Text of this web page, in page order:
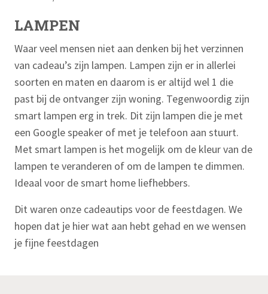
LAMPEN
Waar veel mensen niet aan denken bij het verzinnen
van cadeau’s zijn lampen. Lampen zijn er in allerlei
soorten en maten en daarom is er altijd wel 1 die
past bij de ontvanger zijn woning. Tegenwoordig zijn
smart lampen erg in trek. Dit zijn lampen die je met
een Google speaker of met je telefoon aan stuurt.
Met smart lampen is het mogelijk om de kleur van de
lampen te veranderen of om de lampen te dimmen.
Ideaal voor de smart home liefhebbers.
Dit waren onze cadeautips voor de feestdagen. We
hopen dat je hier wat aan hebt gehad en we wensen
je fijne feestdagen